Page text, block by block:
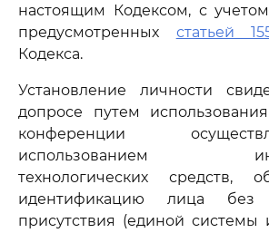
настоящим Кодексом, с
предусмотренных статьей
Кодекса.
Установление личности
допросе путем
конференции
использованием
технологических средств,
идентификацию лица без
присутствия (единой системы